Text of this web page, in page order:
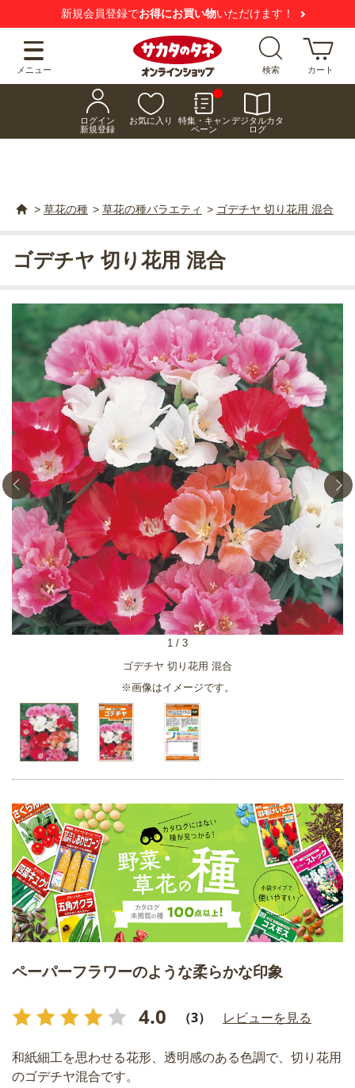
新規会員登録でお得にお買い物いただけます！
メニュー 検索 カート
ログイン
新規登録
お気に入り
特集・キャン
ペーン
デジタルカタ
ログ
> 草花の種 > 草花の種バラエティ > ゴデチヤ 切り花用 混合
ゴデチヤ 切り花用 混合
※画像はイメージです。
1 / 3
ゴデチヤ 切り花用 混合
ペーパーフラワーのような柔らかな印象
4.0 （3） レビューを見る
和紙細工を思わせる花形、透明感のある色調で、切り花用
のゴデチヤ混合です。